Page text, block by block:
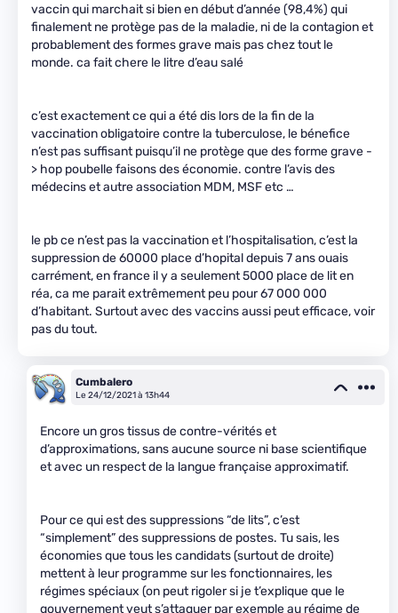
vaccin qui marchait si bien en début d’année (98,4%) qui
finalement ne protège pas de la maladie, ni de la contagion et
probablement des formes grave mais pas chez tout le
monde. ca fait chere le litre d’eau salé
c’est exactement ce qui a été dis lors de la fin de la
vaccination obligatoire contre la tuberculose, le bénefice
n’est pas suffisant puisqu’il ne protège que des forme grave -
> hop poubelle faisons des économie. contre l’avis des
médecins et autre association MDM, MSF etc …
le pb ce n’est pas la vaccination et l’hospitalisation, c’est la
suppression de 60000 place d’hopital depuis 7 ans ouais
carrément, en france il y a seulement 5000 place de lit en
réa, ca me parait extrêmement peu pour 67 000 000
d’habitant. Surtout avec des vaccins aussi peut efficace, voir
pas du tout.
Cumbalero
Le 24/12/2021 à 13h44
Encore un gros tissus de contre-vérités et
d’approximations, sans aucune source ni base scientifique
et avec un respect de la langue française approximatif.
Pour ce qui est des suppressions “de lits”, c’est
“simplement” des suppressions de postes. Tu sais, les
économies que tous les candidats (surtout de droite)
mettent à leur programme sur les fonctionnaires, les
régimes spéciaux (on peut rigoler si je t’explique que le
gouvernement veut s’attaquer par exemple au régime de